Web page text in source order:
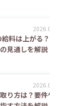
2026.08.06
料は上がる？処
見通しを解説
2026.07.24
り方は？要件や実